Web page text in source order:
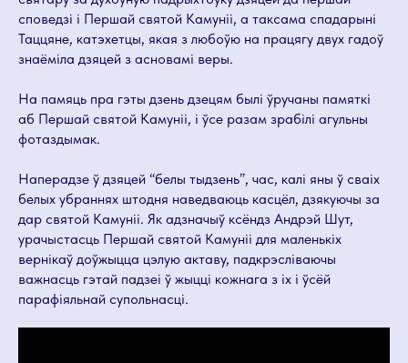
споведзі і Першай святой Камуніі, а таксама спадарыні
Таццяне, катэхетцы, якая з любоўю на працягу двух гадоў
знаёміла дзяцей з асновамі веры.
На памяць пра гэты дзень дзецям былі ўручаны памяткі
аб Першай святой Камуніі, і ўсе разам зрабілі агульны
фотаздымак.
Наперадзе ў дзяцей “белы тыдзень”, час, калі яны ў сваіх
белых убраннях штодня наведваюць касцёл, дзякуючы за
дар святой Камуніі. Як адзначыў ксёндз Андрэй Шут,
урачыстасць Першай святой Камуніі для маленькіх
вернікаў доўжыцца цэлую актаву, падкрэсліваючы
важнасць гэтай падзеі ў жыцці кожнага з іх і ўсёй
парафіяльнай супольнасці.